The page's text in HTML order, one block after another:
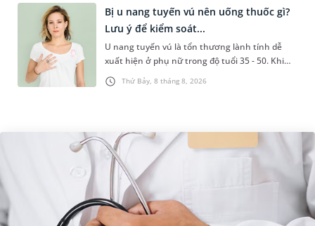
Thứ Bảy, 8 tháng 8, 2026
Bị u nang tuyến vú nên uống thuốc gì?
Lưu ý để kiểm soát...
U nang tuyến vú là tổn thương lành tính dễ
xuất hiện ở phụ nữ trong độ tuổi 35 - 50. Khi
được chẩn đoán mắc bệnh, nhiều người
thường băn khoăn u nang tuyến v...